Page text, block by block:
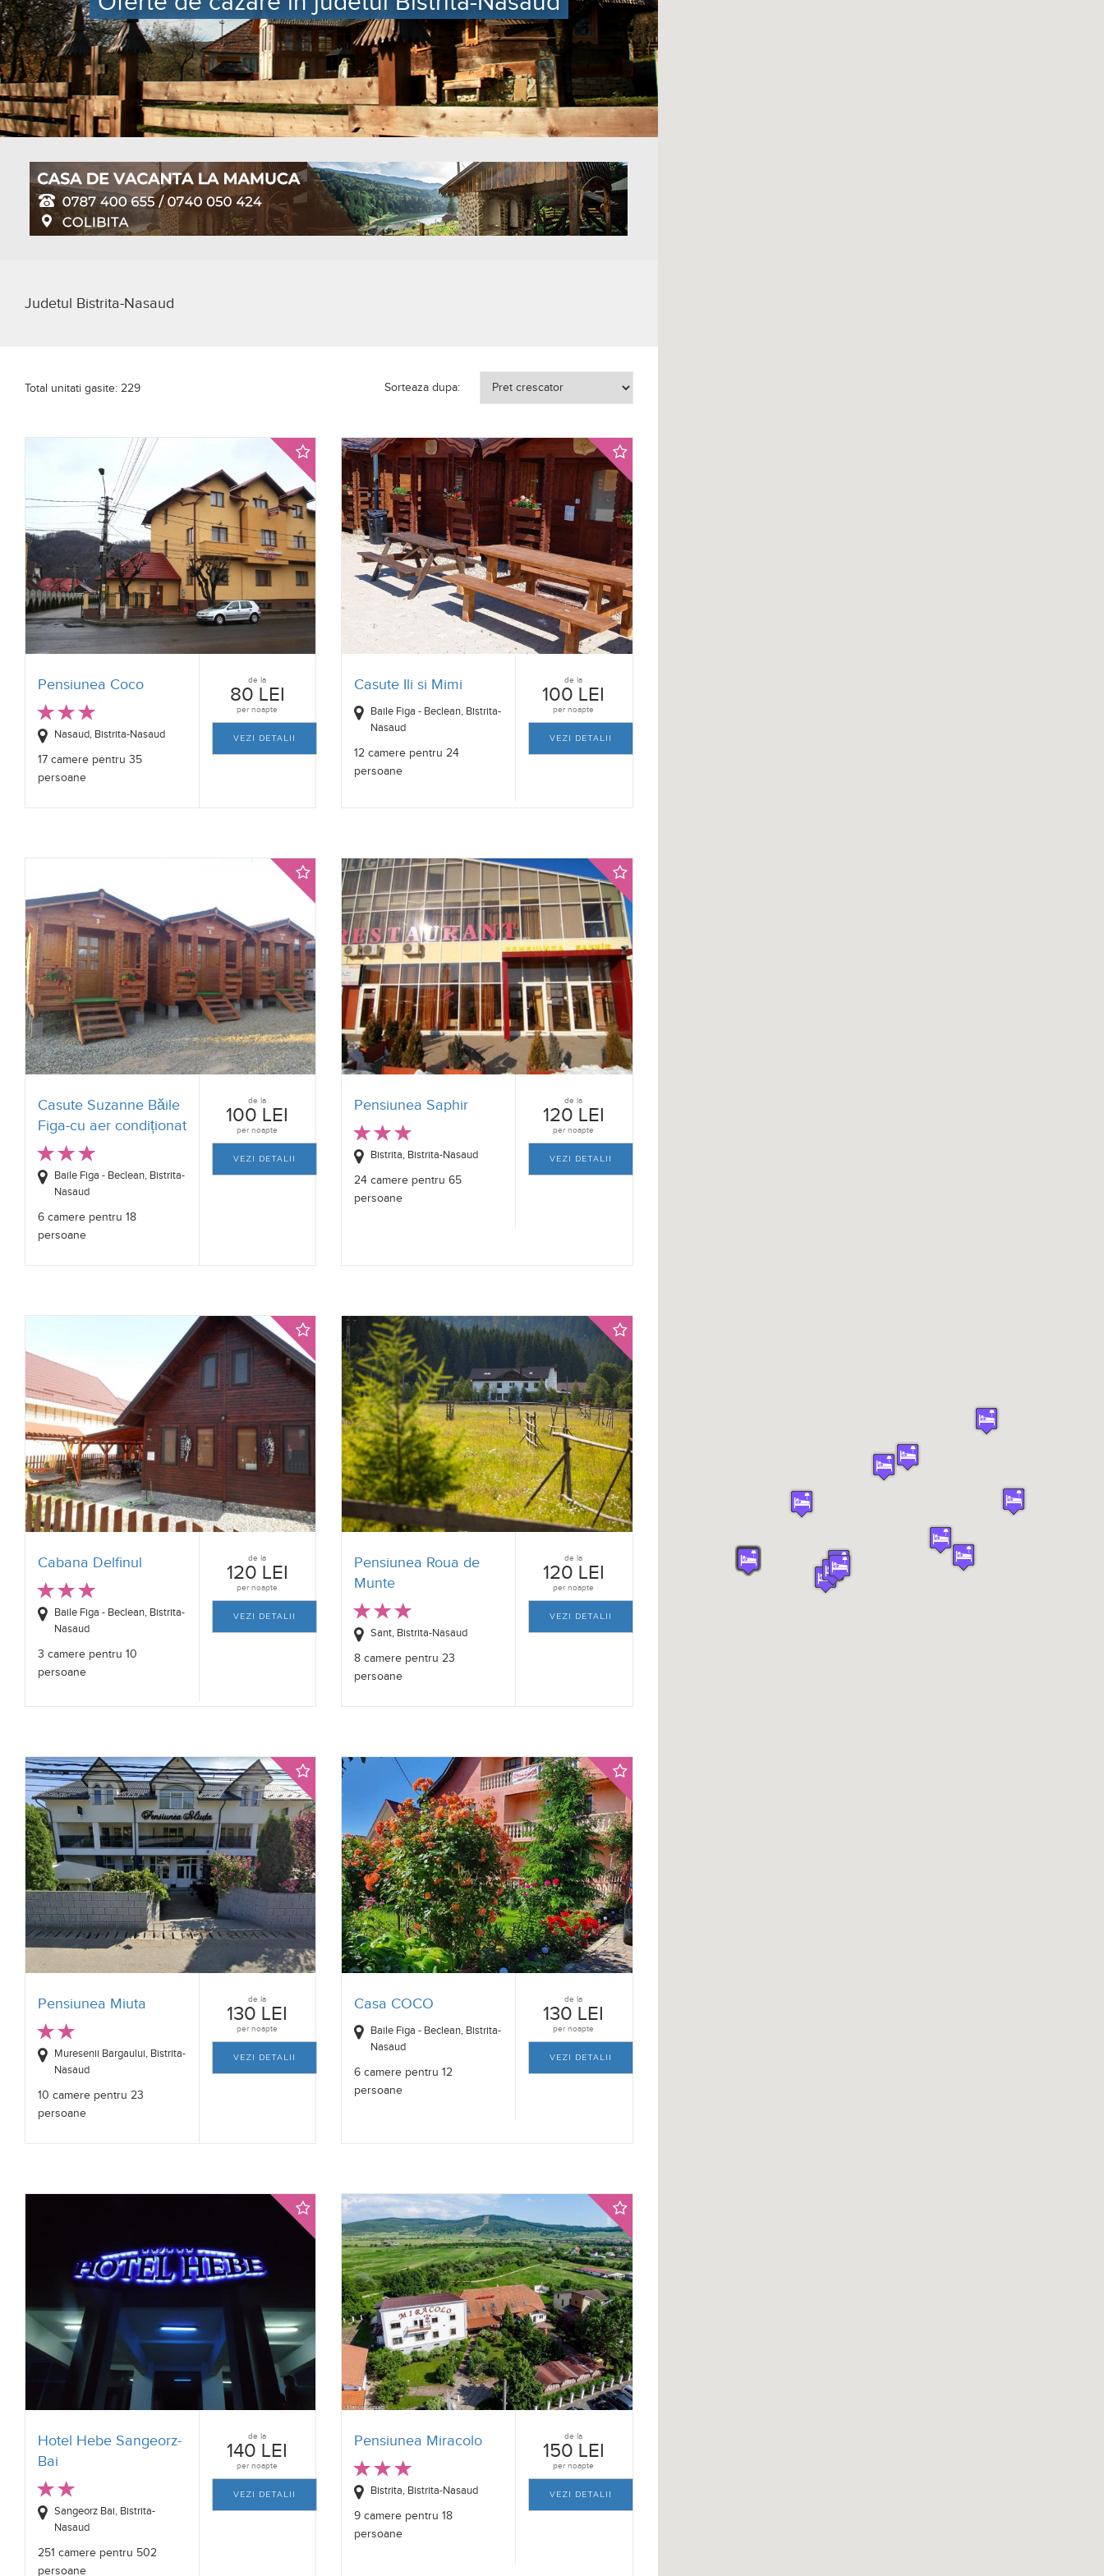
Judetul Bistrita-Nasaud
Total unitati gasite: 229 Sorteaza dupa:
Pensiunea Coco
Nasaud, Bistrita-Nasaud
17 camere pentru 35
persoane
de la
80 LEI
per noapte
VEZI DETALII
Casute Ili si Mimi
Baile Figa - Beclean, Bistrita-
Nasaud
12 camere pentru 24
persoane
de la
100 LEI
per noapte
VEZI DETALII
Casute Suzanne Băile
Figa-cu aer condiționat
Baile Figa - Beclean, Bistrita-
Nasaud
6 camere pentru 18
persoane
de la
100 LEI
per noapte
VEZI DETALII
Pensiunea Saphir
Bistrita, Bistrita-Nasaud
24 camere pentru 65
persoane
de la
120 LEI
per noapte
VEZI DETALII
Cabana Delfinul
Baile Figa - Beclean, Bistrita-
Nasaud
3 camere pentru 10
persoane
de la
120 LEI
per noapte
VEZI DETALII
Pensiunea Roua de
Munte
Sant, Bistrita-Nasaud
8 camere pentru 23
persoane
de la
120 LEI
per noapte
VEZI DETALII
Pensiunea Miuta
Muresenii Bargaului, Bistrita-
Nasaud
10 camere pentru 23
persoane
de la
130 LEI
per noapte
VEZI DETALII
Casa COCO
Baile Figa - Beclean, Bistrita-
Nasaud
6 camere pentru 12
persoane
de la
130 LEI
per noapte
VEZI DETALII
Hotel Hebe Sangeorz-
Bai
Sangeorz Bai, Bistrita-
Nasaud
251 camere pentru 502
persoane
de la
140 LEI
per noapte
VEZI DETALII
Pensiunea Miracolo
Bistrita, Bistrita-Nasaud
9 camere pentru 18
persoane
de la
150 LEI
per noapte
VEZI DETALII